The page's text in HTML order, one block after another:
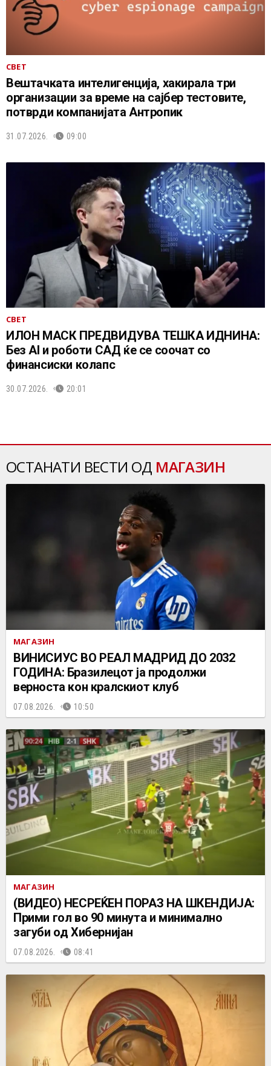
СВЕТ
Вештачката интелигенција, хакирала три
организации за време на сајбер тестовите,
потврди компанијата Антропик
31.07.2026. 09:00
СВЕТ
ИЛОН МАСК ПРЕДВИДУВА ТЕШКА ИДНИНА:
Без AI и роботи САД ќе се соочат со
финансиски колапс
30.07.2026. 20:01
ОСТАНАТИ ВЕСТИ ОД МАГАЗИН
МАГАЗИН
ВИНИСИУС ВО РЕАЛ МАДРИД ДО 2032
ГОДИНА: Бразилецот ја продолжи
верноста кон кралскиот клуб
07.08.2026. 10:50
МАГАЗИН
(ВИДЕО) НЕСРЕЌЕН ПОРАЗ НА ШКЕНДИЈА:
Прими гол во 90 минута и минимално
загуби од Хибернијан
07.08.2026. 08:41